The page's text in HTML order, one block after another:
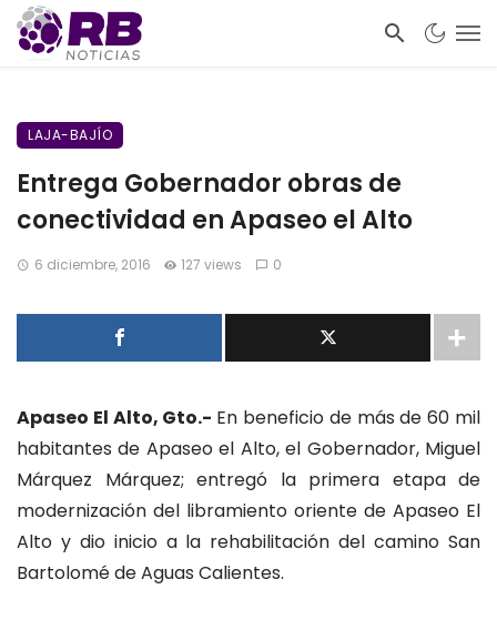
LAJA-BAJÍO
Entrega Gobernador obras de
conectividad en Apaseo el Alto
6 diciembre, 2016 127 views 0
Apaseo El Alto, Gto.- En beneficio de más de 60 mil
habitantes de Apaseo el Alto, el Gobernador, Miguel
Márquez Márquez; entregó la primera etapa de
modernización del libramiento oriente de Apaseo El
Alto y dio inicio a la rehabilitación del camino San
Bartolomé de Aguas Calientes.